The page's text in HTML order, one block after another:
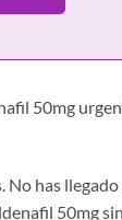
50mg
No has
50mg